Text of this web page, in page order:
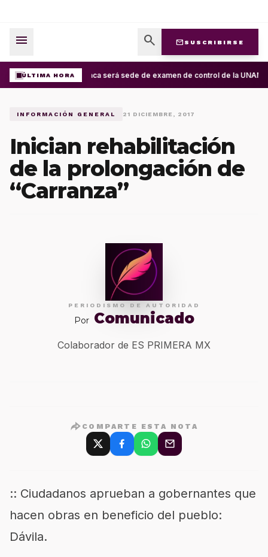
menu search mail SUSCRIBIRSE
ÚLTIMA HORAOaxaca será sede de examen de control de la UNAM;
INFORMACIÓN GENERAL 21 DICIEMBRE, 2017
Inician rehabilitación
de la prolongación de
“Carranza”
PERIODISMO DE AUTORIDAD
Por Comunicado
Colaborador de ES PRIMERA MX
COMPARTE ESTA NOTA
:: Ciudadanos aprueban a gobernantes que
hacen obras en beneficio del pueblo:
Dávila.